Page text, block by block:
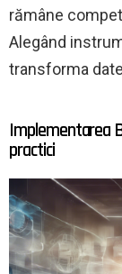
rămâne
Alegând
transforma
Implementarea
practici